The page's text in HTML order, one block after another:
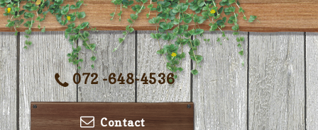
072 -648-4536
Contact